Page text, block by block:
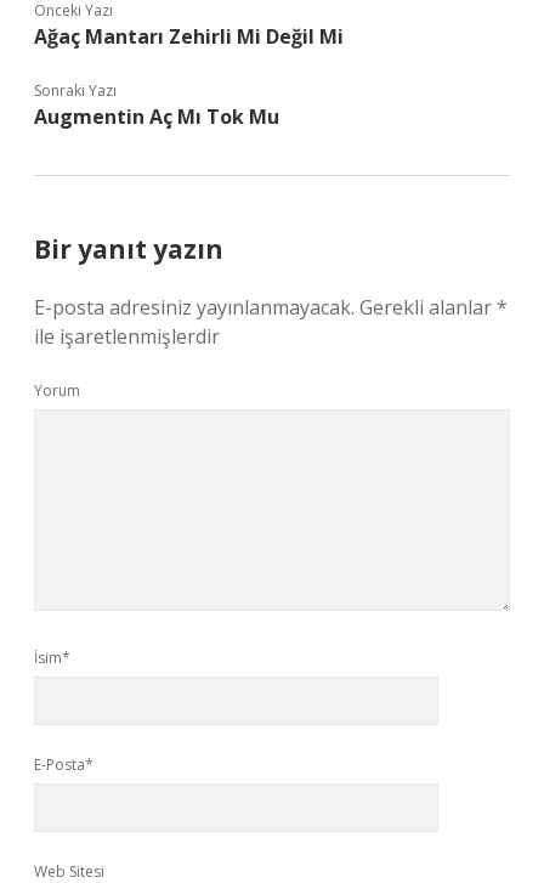
Önceki Yazı
Ağaç Mantarı Zehirli Mi Değil Mi
Sonraki Yazı
Augmentin Aç Mı Tok Mu
Bir yanıt yazın
E-posta adresiniz yayınlanmayacak. Gerekli alanlar*
ile işaretlenmişlerdir
Yorum
İsim*
E-Posta*
Web Sitesi